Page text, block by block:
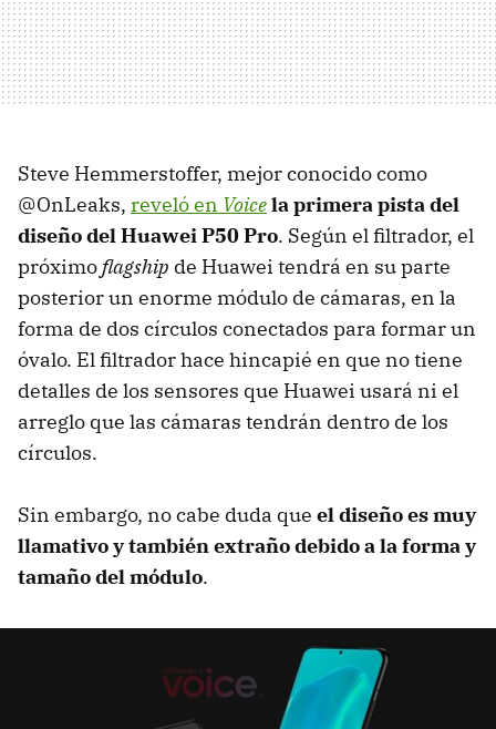
Steve Hemmerstoffer, mejor conocido como
@OnLeaks, reveló en Voicela primera pista del
diseño del Huawei P50 Pro. Según el filtrador, el
próximo flagship de Huawei tendrá en su parte
posterior un enorme módulo de cámaras, en la
forma de dos círculos conectados para formar un
óvalo. El filtrador hace hincapié en que no tiene
detalles de los sensores que Huawei usará ni el
arreglo que las cámaras tendrán dentro de los
círculos.
Sin embargo, no cabe duda que el diseño es muy
llamativo y también extraño debido a la forma y
tamaño del módulo.